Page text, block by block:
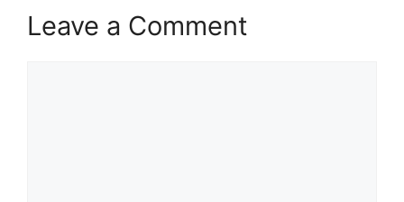
Leave a Comment